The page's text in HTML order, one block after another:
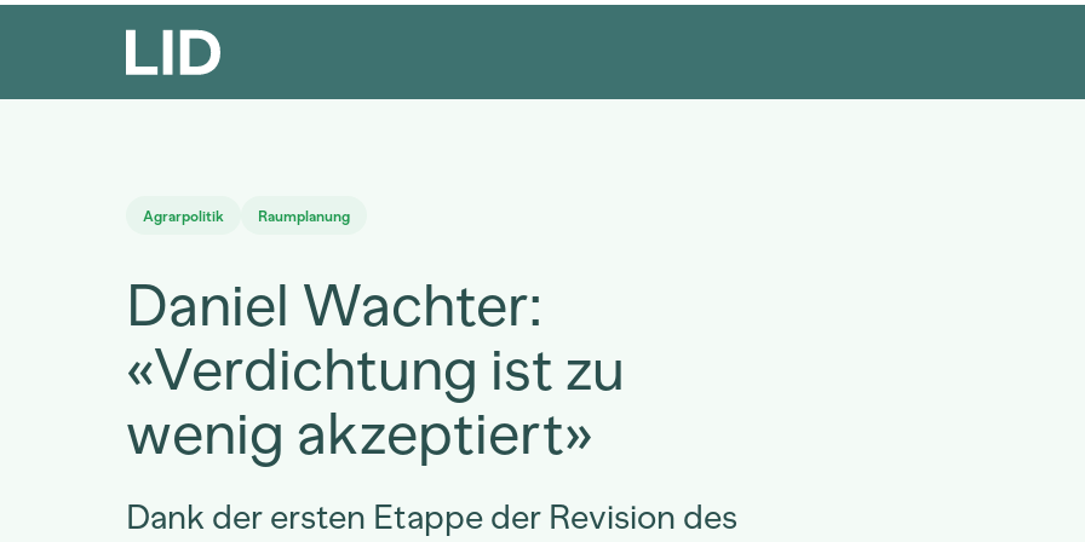
Agrarpolitik Raumplanung
Daniel Wachter:
«Verdichtung ist zu
wenig akzeptiert»
Dank der ersten Etappe der Revision des